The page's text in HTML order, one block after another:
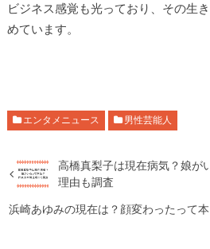
ビジネス感覚も光っており、その生
めています。
エンタメニュース 男性芸能人
高橋真梨子は現在病気？娘が
理由も調査
浜崎あゆみの現在は？顔変わったって